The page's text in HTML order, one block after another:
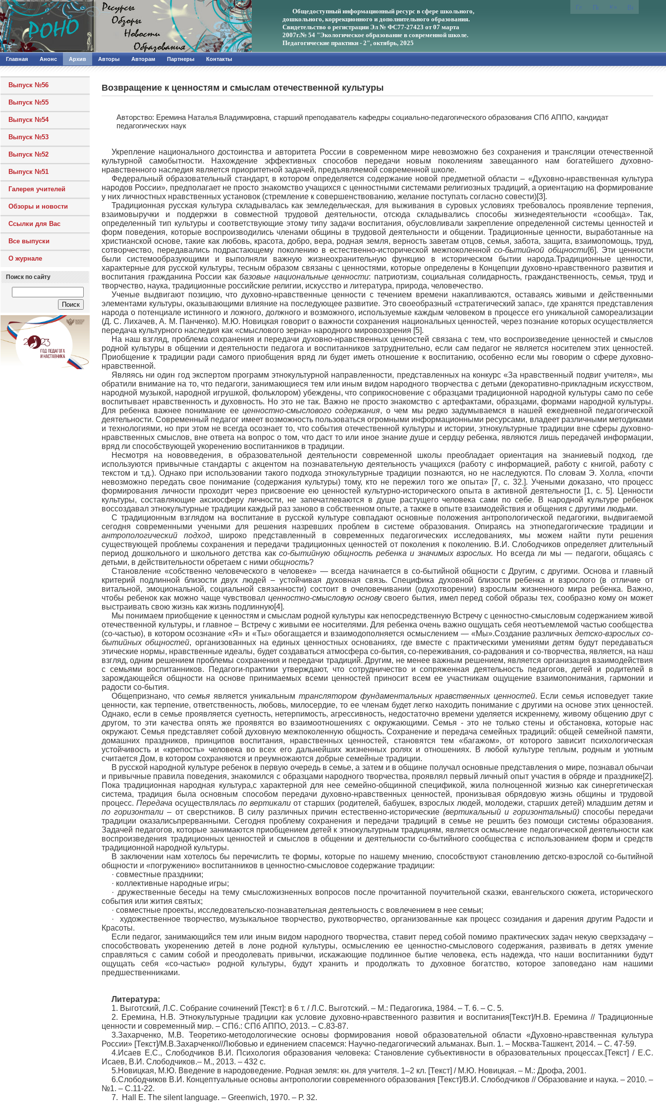
Общедоступный информационный ресурс в сфере школьного,
дошкольного, коррекционного и дополнительного образования.
Свидетельство о регистрации Эл № ФС77-27423 от 07 марта
2007г.№ 54 "Экологическое образование в современной школе.
Педагогические практики - 2", октябрь, 2025
Главная Анонс Архив Авторы Авторам Партнеры Контакты
Выпуск №56
Выпуск №55
Выпуск №54
Выпуск №53
Выпуск №52
Выпуск №51
Галерея учителей
Обзоры и новости
Ссылки для Вас
Все выпуски
О журнале
Поиск по сайту
Возвращение к ценностям и смыслам отечественной культуры
Авторcтво: Еремина Наталья Владимировна, старший преподаватель кафедры социально-педагогического образования СПб АППО, кандидат
педагогических наук
Укрепление национального достоинства и авторитета России в современном мире невозможно без сохранения и трансляции отечественной
культурной самобытности. Нахождение эффективных способов передачи новым поколениям завещанного нам богатейшего духовно-
нравственного наследия является приоритетной задачей, предъявляемой современной школе.
Федеральный образовательный стандарт, в котором определяется содержание новой предметной области – «Духовно-нравственная культура
народов России», предполагает не просто знакомство учащихся с ценностными системами религиозных традиций, а ориентацию на формирование
у них личностных нравственных установок (стремление к совершенствованию, желание поступать согласно совести)[3].
Традиционная русская культура складывалась как земледельческая, для выживания в суровых условиях требовалось проявление терпения,
взаимовыручки и поддержки в совместной трудовой деятельности, отсюда складывались способы жизнедеятельности «сообща». Так,
определенный тип культуры и соответствующие этому типу задачи воспитания, обусловливали закрепление определенной системы ценностей и
форм поведения, которые воспроизводились членами общины в трудовой деятельности и общении. Традиционные ценности, выработанные на
христианской основе, такие как любовь, красота, добро, вера, родная земля, верность заветам отцов, семья, забота, защита, взаимопомощь, труд,
сотворчество, передавались подрастающему поколению в естественно-исторической межпоколеннойсо-бытийной общности[6]. Эти ценности
были системообразующими и выполняли важную жизнеохранительную функцию в историческом бытии народа.Традиционные ценности,
характерные для русской культуры, тесным образом связаны с ценностями, которые определены в Концепции духовно-нравственного развития и
воспитания гражданина России какбазовые национальные ценности: патриотизм, социальная солидарность, гражданственность, семья, труд и
творчество, наука, традиционные российские религии, искусство и литература, природа, человечество.
Ученые выдвигают позицию, что духовно-нравственные ценности с течением времени накапливаются, оставаясь живыми и действенными
элементами культуры, оказывающими влияние на последующее развитие. Это своеобразный «стратегический запас», где хранятся представления
народа о потенциале истинного и ложного, должного и возможного, используемые каждым человеком в процессе его уникальной самореализации
(Д. С. Лихачев, А. М. Панченко). М.Ю. Новицкая говорит о важности сохранения национальных ценностей, через познание которых осуществляется
передача культурного наследия как «смыслового зерна» народного мировоззрения [5].
На наш взгляд, проблема сохранения и передачи духовно-нравственных ценностей связана с тем, что воспроизведение ценностей и смыслов
родной культуры в общении и деятельности педагога и воспитанников затруднительно, если сам педагог не является носителем этих ценностей.
Приобщение к традиции ради самого приобщения вряд ли будет иметь отношение к воспитанию, особенно если мы говорим о сфере духовно-
нравственной.
Являясь ни один год экспертом программ этнокультурной направленности, представленных на конкурс «За нравственный подвиг учителя», мы
обратили внимание на то, что педагоги, занимающиеся тем или иным видом народного творчества с детьми (декоративно-прикладным искусством,
народной музыкой, народной игрушкой, фольклором) убеждены, что соприкосновение с образцами традиционной народной культуры само по себе
воспитывает нравственность и духовность. Но это не так. Важно не просто знакомство с артефактами, образцами, формами народной культуры.
Для ребенка важнее понимание ее ценностно-смыслового содержания, о чем мы редко задумываемся в нашей ежедневной педагогической
деятельности. Современный педагог имеет возможность пользоваться огромными информационными ресурсами, владеет различными методиками
и технологиями, но при этом не всегда осознает то, что события отечественной культуры и истории, этнокультурные традиции вне сферы духовно-
нравственных смыслов, вне ответа на вопрос о том, что даст то или иное знание душе и сердцу ребенка, являются лишь передачей информации,
вряд ли способствующей укоренению воспитанников в традиции.
Несмотря на нововведения, в образовательной деятельности современной школы преобладает ориентация на знаниевый подход, где
используются привычные стандарты с акцентом на познавательную деятельность учащихся (работу с информацией, работу с книгой, работу с
текстом и т.д.). Однако при использовании такого подхода этнокультурные традиции познаются, но не наследуются. По словам Э. Холла, «почти
невозможно передать свое понимание (содержания культуры) тому, кто не пережил того же опыта» [7, с. 32.]. Учеными доказано, что процесс
формирования личности проходит через присвоение ею ценностей культурно-исторического опыта в активной деятельности [1, с. 5]. Ценности
культуры, составляющие аксиосферу личности, не запечатлеваются в душе растущего человека сами по себе. В народной культуре ребенок
воссоздавал этнокультурные традиции каждый раз заново в собственном опыте, а также в опыте взаимодействия и общения с другими людьми.
С традиционным взглядом на воспитание в русской культуре совпадают основные положения антропологической педагогики, выдвигаемой
сегодня современными учеными для решения назревших проблем в системе образования. Опираясь на этнопедагогические традиции и
антропологический подход, широко представленный в современных педагогических исследованиях, мы можем найти пути решения
существующей проблемы сохранения и передачи традиционных ценностей от поколения к поколению. В.И. Слободчиков определяет длительный
период дошкольного и школьного детства каксо-бытийную общность ребенка и значимых взрослых. Но всегда ли мы — педагоги, общаясь с
детьми, в действительности обретаем с ними общность?
Становление «собственно человеческого в человеке» — всегда начинается в со-бытийной общности с Другим, с другими. Основа и главный
критерий подлинной близости двух людей – устойчивая духовная связь. Специфика духовной близости ребенка и взрослого (в отличие от
витальной, эмоциональной, социальной связанности) состоит в очеловечивании (одухотворении) взрослым жизненного мира ребенка. Важно,
чтобы ребенок как можно чаще чувствовал ценностно-смысловую основусвоего бытия, имел перед собой образы тех, сообразно кому он может
выстраивать свою жизнь как жизнь подлинную[4].
Мы понимаем приобщение к ценностям и смыслам родной культуры как непосредственную Встречу с ценностно-смысловым содержанием живой
отечественной культуры, и главное – Встречу с живыми ее носителями. Для ребенка очень важно ощущать себя неотъемлемой частью сообщества
(со-частью), в котором осознание «Я» и «Ты» обогащается и взаимодополняется осмыслением — «Мы».Создание различныхдетско-взрослых со-
бытийных общностей, организованных на единых ценностных основаниях, где вместе с практическими умениями детям будут передаваться
этические нормы, нравственные идеалы, будет создаваться атмосфера со-бытия, со-переживания, со-радования и со-творчества, является, на наш
взгляд, одним решением проблемы сохранения и передачи традиций. Другим, не менее важным решением, является организация взаимодействия
с семьями воспитанников. Педагоги-практики утверждают, что сотрудничество и сопряженная деятельность педагогов, детей и родителей в
зарождающейся общности на основе принимаемых всеми ценностей приносит всем ее участникам ощущение взаимопонимания, гармонии и
радости со-бытия.
Общепризнано, чтосемья является уникальным транслятором фундаментальных нравственных ценностей. Если семья исповедует такие
ценности, как терпение, ответственность, любовь, милосердие, то ее членам будет легко находить понимание с другими на основе этих ценностей.
Однако, если в семье проявляется суетность, нетерпимость, агрессивность, недостаточно времени уделяется искреннему, живому общению друг с
другом, то эти качества опять же проявятся во взаимоотношениях с окружающими. Семья - это не только стены и обстановка, которые нас
окружают. Семья представляет собой духовную межпоколенную общность. Сохранение и передача семейных традиций: общей семейной памяти,
домашних праздников, принципов воспитания, нравственных ценностей, становятся тем «багажом», от которого зависит психологическая
устойчивость и «крепость» человека во всех его дальнейших жизненных ролях и отношениях. В любой культуре теплым, родным и уютным
считается Дом, в котором сохраняются и преумножаются добрые семейные традиции.
В русской народной культуре ребенок в первую очередь в семье, а затем и в общине получал основные представления о мире, познавал обычаи
и привычные правила поведения, знакомился с образцами народного творчества, проявлял первый личный опыт участия в обряде и празднике[2].
Пока традиционная народная культура,с характерной для нее семейно-общинной спецификой, жила полноценной жизнью как синергетическая
система, традиция была основным способом передачи духовно-нравственных ценностей, пронизывая обрядовую жизнь общины и трудовой
процесс. Передача осуществлялась по вертикали от старших (родителей, бабушек, взрослых людей, молодежи, старших детей) младшим детям и
по горизонтали – от сверстников. В силу различных причин естественно-исторические(вертикальный и горизонтальный) способы передачи
традиции оказалисьпрерванными. Сегодня проблему сохранения и передачи традиций в семье не решить без помощи системы образования.
Задачей педагогов, которые занимаются приобщением детей к этнокультурным традициям, является осмысление педагогической деятельности как
воспроизведения традиционных ценностей и смыслов в общении и деятельности со-бытийного сообщества с использованием форм и средств
традиционной народной культуры.
В заключении нам хотелось бы перечислить те формы, которые по нашему мнению, способствуют становлению детско-взрослой со-бытийной
общности и «погружению» воспитанников в ценностно-смысловое содержание традиции:
· совместные праздники;
· коллективные народные игры;
· дружественные беседы на тему смысложизненных вопросов после прочитанной поучительной сказки, евангельского сюжета, исторического
события или жития святых;
· совместные проекты, исследовательско-познавательная деятельность с вовлечением в нее семьи;
· художественное творчество, музыкальное творчество, рукотворчество, организованные как процесс созидания и дарения другим Радости и
Красоты.
Если педагог, занимающийся тем или иным видом народного творчества, ставит перед собой помимо практических задач некую сверхзадачу –
способствовать укоренению детей в лоне родной культуры, осмыслению ее ценностно-смыслового содержания, развивать в детях умение
справляться с самим собой и преодолевать привычки, искажающие подлинное бытие человека, есть надежда, что наши воспитанники будут
ощущать себя «со-частью» родной культуры, будут хранить и продолжать то духовное богатство, которое заповедано нам нашими
предшественниками.
Литература:
1. Выготский, Л.С. Собрание сочинений [Текст]: в 6 т. / Л.С. Выготский. – М.: Педагогика, 1984. – Т. 6. – С. 5.
2. Еремина, Н.В. Этнокультурные традиции как условие духовно-нравственного развития и воспитания[Текст]/Н.В. Еремина // Традиционные
ценности и современный мир. – СПб.: СПб АППО, 2013. – С.83-87.
3.Захарченко, М.В. Теоретико-методологические основы формирования новой образовательной области «Духовно-нравственная культура
России» [Текст]/М.В.Захарченко//Любовью и единением спасемся: Научно-педагогический альманах. Вып. 1. – Москва-Ташкент, 2014. – С. 47-59.
4.Исаев Е.С., Слободчиков В.И. Психология образования человека: Становление субъективности в образовательных процессах.[Текст] / Е.С.
Исаев, В.И. Слободчиков.– М., 2013. – 432 с.
5.Новицкая, М.Ю. Введение в народоведение. Родная земля: кн. для учителя. 1–2 кл. [Текст] / М.Ю. Новицкая. – М.: Дрофа, 2001.
6.Слободчиков В.И. Концептуальные основы антропологии современного образования [Текст]/В.И. Слободчиков // Образование и наука. – 2010. –
№1. – С.11-22.
7. Hall E. The silent language. – Greenwich, 1970. – Р. 32.